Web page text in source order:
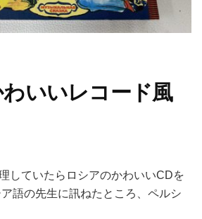
いいレコード風
していたらロシアのかわいいCDを
語の先生に訊ねたところ、ペルシ